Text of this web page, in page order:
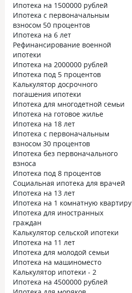
Ипотека на 1500000 рублей
Ипотека с первоначальным
взносом 50 процентов
Ипотека на 6 лет
Рефинансирование военной
ипотеки
Ипотека на 2000000 рублей
Ипотека под 5 процентов
Калькулятор досрочного
погашения ипотеки
Ипотека для многодетной семьи
Ипотека на готовое жилье
Ипотека на 18 лет
Ипотека с первоначальным
взносом 30 процентов
Ипотека без первоначального
взноса
Ипотека под 8 процентов
Социальная ипотека для врачей
Ипотека на 13 лет
Ипотека на 1 комнатную квартиру
Ипотека для иностранных
граждан
Калькулятор сельской ипотеки
Ипотека на 11 лет
Ипотека для молодой семьи
Ипотека на машиноместо
Калькулятор ипотеки - 2
Ипотека на 4500000 рублей